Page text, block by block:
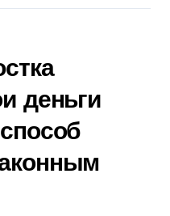
деньги